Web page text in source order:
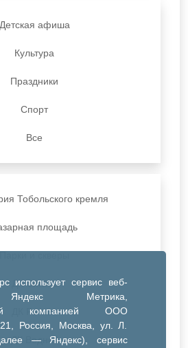
использует сервис веб-
Метрика,
компанией ООО
Россия, Москва, ул. Л.
— Яндекс), сервис
Детская афиша
Культура
Праздники
Спорт
Все
Тобольского кремля
площадь
ДК Синтез
ДК Речник
ДК Водник